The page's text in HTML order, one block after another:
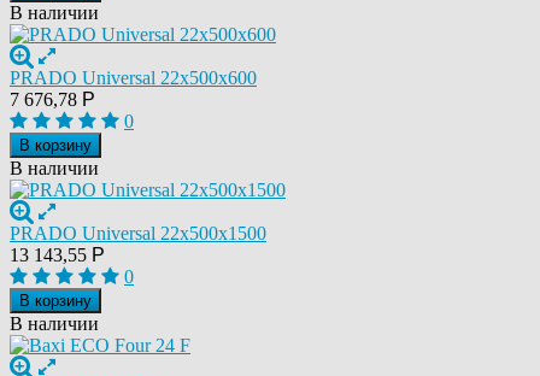
В наличии
PRADO Universal 22х500х600
7 676,78 Р
0
В корзину
В наличии
PRADO Universal 22х500х1500
13 143,55 Р
0
В корзину
В наличии